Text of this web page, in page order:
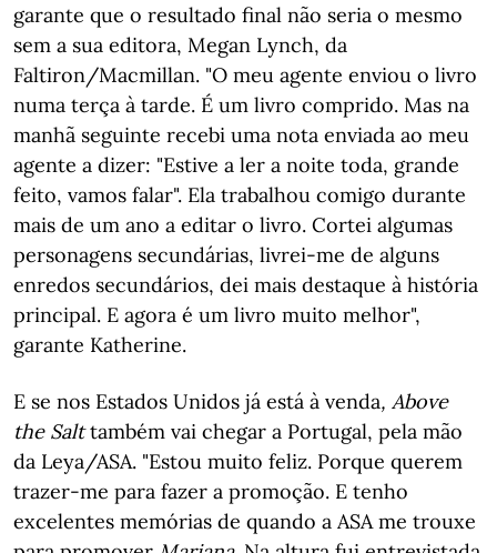
garante que o resultado final não seria o mesmo
sem a sua editora, Megan Lynch, da
Faltiron/Macmillan. "O meu agente enviou o livro
numa terça à tarde. É um livro comprido. Mas na
manhã seguinte recebi uma nota enviada ao meu
agente a dizer: "Estive a ler a noite toda, grande
feito, vamos falar". Ela trabalhou comigo durante
mais de um ano a editar o livro. Cortei algumas
personagens secundárias, livrei-me de alguns
enredos secundários, dei mais destaque à história
principal. E agora é um livro muito melhor",
garante Katherine.
E se nos Estados Unidos já está à venda, Above
the Salttambém vai chegar a Portugal, pela mão
da Leya/ASA. "Estou muito feliz. Porque querem
trazer-me para fazer a promoção. E tenho
excelentes memórias de quando a ASA me trouxe